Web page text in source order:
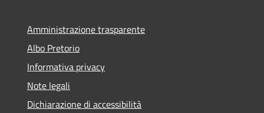
Amministrazione trasparente
Albo Pretorio
Informativa privacy
Note legali
Dichiarazione di accessibilità